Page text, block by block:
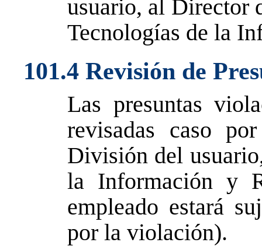
usuario, al Director
Tecnologías de la
101.4 Revisión de
Las presuntas
revisadas caso
División del
la Información y
empleado estará
por la violación).